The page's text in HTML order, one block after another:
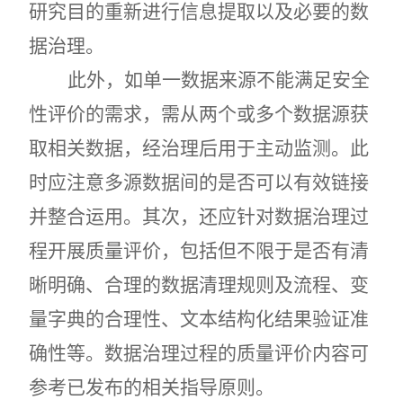
研究目的重新进行信息提取以及必要的数
据治理。
此外，如单一数据来源不能满足安全
性评价的需求，需从两个或多个数据源获
取相关数据，经治理后用于主动监测。此
时应注意多源数据间的是否可以有效链接
并整合运用。其次，还应针对数据治理过
程开展质量评价，包括但不限于是否有清
晰明确、合理的数据清理规则及流程、变
量字典的合理性、文本结构化结果验证准
确性等。数据治理过程的质量评价内容可
参考已发布的相关指导原则。